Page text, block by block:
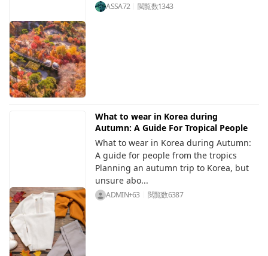
ASSA72 閲覧数1343
What to wear in Korea during
Autumn: A Guide For Tropical People
What to wear in Korea during Autumn:
A guide for people from the tropics
Planning an autumn trip to Korea, but
unsure abo...
ADMIN+63 閲覧数6387